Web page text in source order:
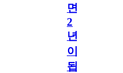
면
2
년
이
됩